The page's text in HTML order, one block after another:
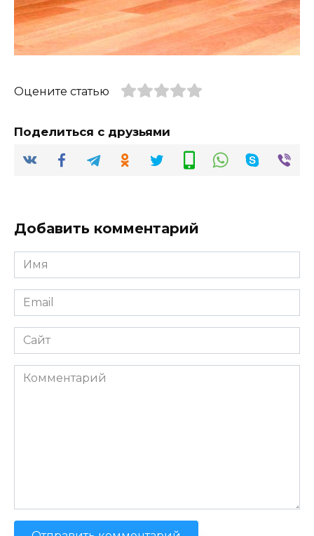
Оцените статью
Поделиться с друзьями
Добавить комментарий
Имя
*
Email
*
Сайт
Комментарий